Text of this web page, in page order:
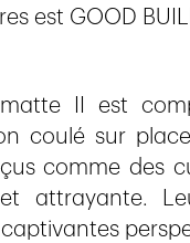
est GOOD
II est
coulé sur
comme des
attrayante.